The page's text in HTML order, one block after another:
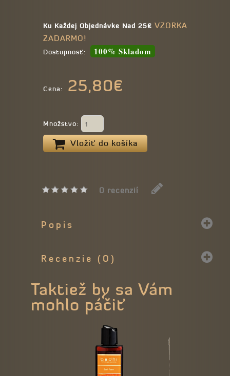
Ku Každej Objednávke Nad 25€ VZORKA
ZADARMO!
Dostupnosť: 100% Skladom
Cena: 25,80€
Množstvo:
Vložiť do košíka
0 recenzií
Popis
Recenzie (0)
Taktiež by sa Vám
mohlo páčiť